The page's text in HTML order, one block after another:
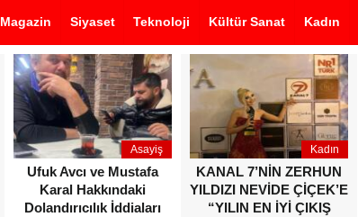
Magazin Siyaset Teknoloji Kültür Sanat Kadın
Asayiş
Ufuk Avcı ve Mustafa
Karal Hakkındaki
Dolandırıcılık İddiaları
Kadın
KANAL 7’NİN ZERHUN
YILDIZI NEVİDE ÇİÇEK’E
“YILIN EN İYİ ÇIKIŞ